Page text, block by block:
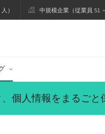
） 中規模企業（従業員 51
個人情報をまるごと